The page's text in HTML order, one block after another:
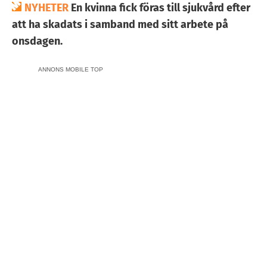
NYHETER En kvinna fick föras till sjukvård efter
att ha skadats i samband med sitt arbete på
onsdagen.
ANNONS MOBILE TOP